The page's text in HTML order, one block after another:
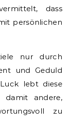
dass
persönlichen
nur durch
und Geduld
lebt diese
damit andere,
zu